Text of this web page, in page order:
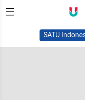
SATU